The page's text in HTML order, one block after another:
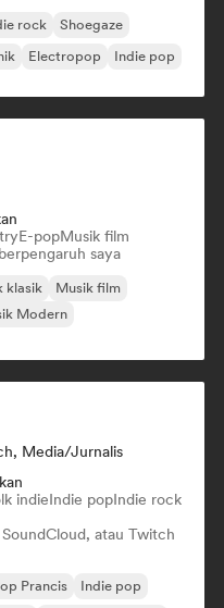
rock
Shoegaze
Electropop Indie pop
E-popMusik film
saya
klasik
Musik film
Modern
Media/Jurnalis
indieIndie popIndie rock
SoundCloud, atau Twitch
Prancis
Indie pop